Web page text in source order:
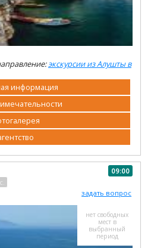
экскурсии из Алушты в
информация
09:00
задать вопрос
нет свободных
мест в
выбранный
период